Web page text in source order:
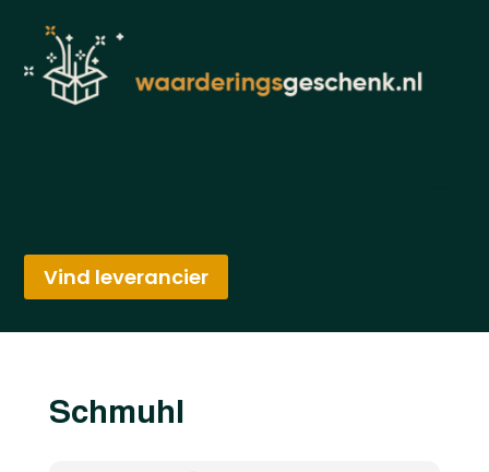
Vind leverancier
Schmuhl